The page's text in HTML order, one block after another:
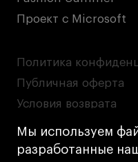
Мы используем
разработанные
Проект с Microsoft
Политика
Публичная оферта
Условия возврата
Кредит на
Лицензия на
деятельности АНО